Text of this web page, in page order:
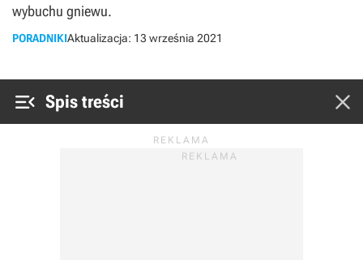
wybuchu gniewu.
PORADNIKIAktualizacja: 13 września 2021
 Spis treści 